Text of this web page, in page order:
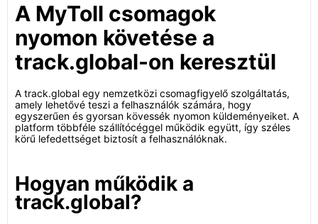
A MyToll csomagok
nyomon követése a
track.global-on keresztül
A track.global egy nemzetközi csomagfigyelő szolgáltatás,
amely lehetővé teszi a felhasználók számára, hogy
egyszerűen és gyorsan kövessék nyomon küldeményeiket. A
platform többféle szállítócéggel működik együtt, így széles
körű lefedettséget biztosít a felhasználóknak.
Hogyan működik a
track.global?